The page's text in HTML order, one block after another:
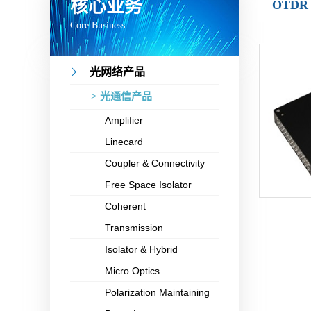
核心业务
Core Business
光网络产品
> 光通信产品
Amplifier
Linecard
Coupler & Connectivity
Free Space Isolator
Coherent
Transmission
Isolator & Hybrid
Micro Optics
Polarization Maintaining
OTDR